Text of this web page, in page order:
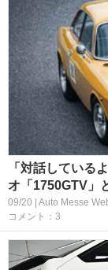
「対話している
オ「1750GTV」
09/20 | Auto Messe
コメント：3